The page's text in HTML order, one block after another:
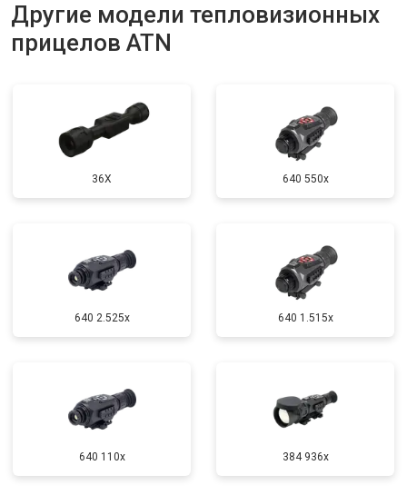
Другие модели тепловизионных
прицелов ATN
36X 640 550x
640 2.525x 640 1.515x
640 110x 384 936x